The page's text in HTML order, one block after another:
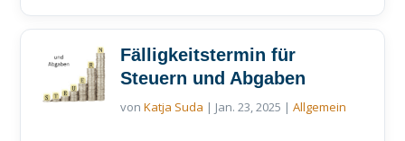
Fälligkeitstermin für
Steuern und Abgaben
vonKatja Suda | Jan. 23, 2025 |Allgemein